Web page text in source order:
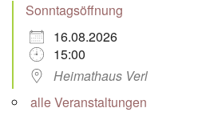
Sonntagsöffnung
16.08.2026
15:00
Heimathaus Verl
alle Veranstaltungen